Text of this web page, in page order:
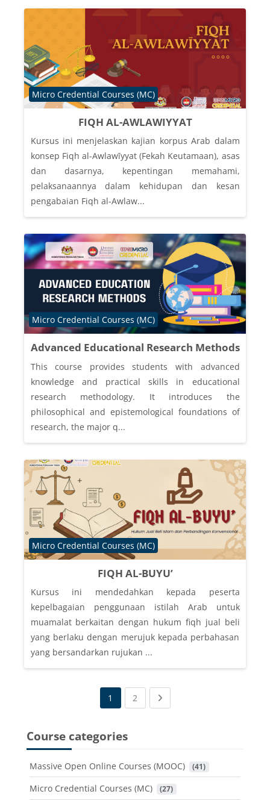
FIQH AL-AWLAWIYYAT
Course category
Micro Credential Courses (MC)
Kursus ini menjelaskan kajian korpus Arab dalam
konsep Fiqh al-Awlawīyyat (Fekah Keutamaan), asas
dan dasarnya, kepentingan memahami,
pelaksanaannya dalam kehidupan dan kesan
pengabaian Fiqh al-Awlaw...
Advanced Educational Research Methods
Course category
Micro Credential Courses (MC)
This course provides students with advanced
knowledge and practical skills in educational
research methodology. It introduces the
philosophical and epistemological foundations of
research, the major q...
FIQH AL-BUYU’
Course category
Micro Credential Courses (MC)
Kursus ini mendedahkan kepada peserta
kepelbagaian penggunaan istilah Arab untuk
muamalat berkaitan dengan hukum fiqh jual beli
yang berlaku dengan merujuk kepada perbahasan
yang bersandarkan rujukan ...
1 2 (current)Next page
Course categories
Massive Open Online Courses (MOOC) (41)
Micro Credential Courses (MC) (27)